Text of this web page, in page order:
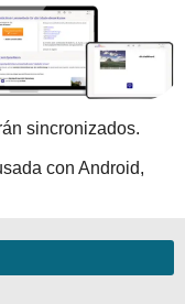
sincronizados.
con Android,